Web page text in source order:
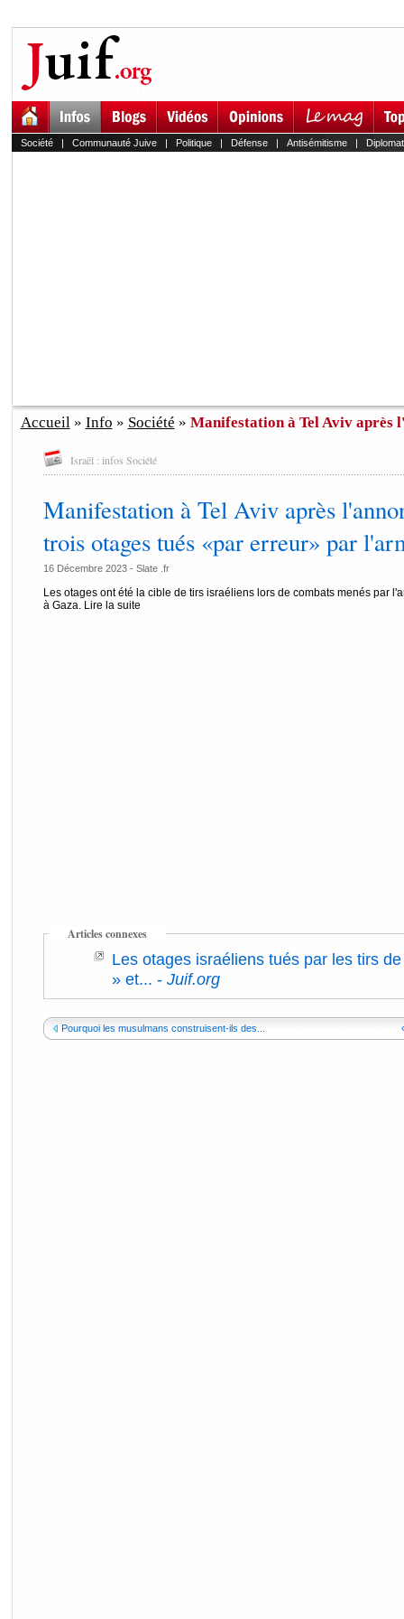
Société| Communauté Juive| Politique| Défense| Antisémitisme|
Accueil» Info » Société » Manifestation à Tel Aviv après
Israël : infos Société
Manifestation à Tel Aviv après
trois otages tués «par erreur» par
16 Décembre 2023 - Slate .fr
Les otages ont été la cible de tirs israéliens lors de combats menés par
à Gaza. Lire la suite
Articles connexes
Les otages israéliens tués par les tirs
» et... - Juif.org
Pourquoi les musulmans construisent-ils des...